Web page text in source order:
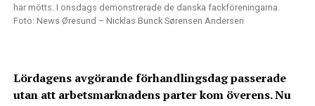
har mötts. I onsdags demonstrerade de danska fackföreningarna.
Foto: News Øresund – Nicklas Bunck Sørensen Andersen
Lördagens avgörande förhandlingsdag passerade
utan att arbetsmarknadens parter kom överens. Nu